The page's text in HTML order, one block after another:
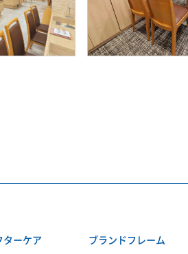
ターケア ブランドフレーム